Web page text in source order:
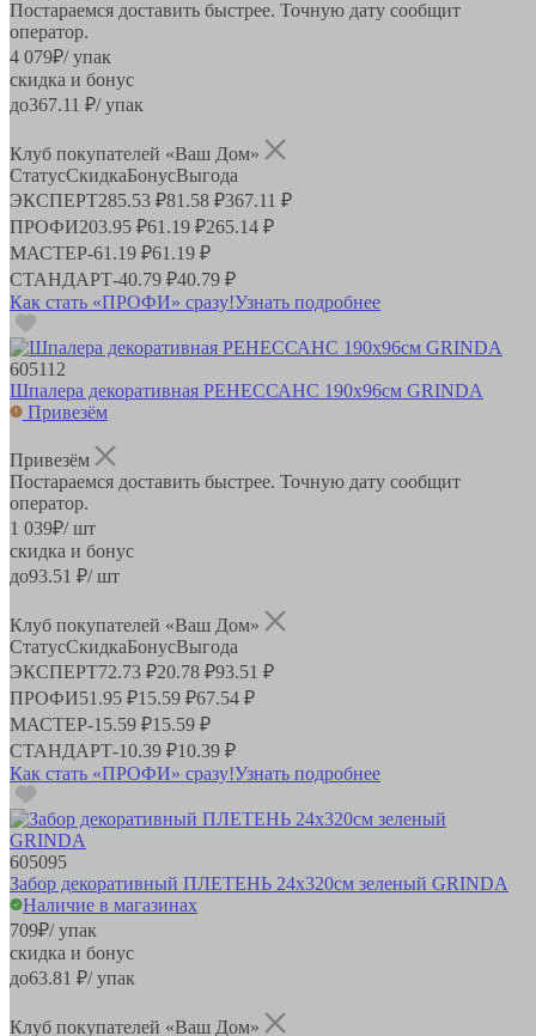
Постараемся доставить быстрее. Точную дату сообщит
оператор.
4 079₽/ упак
скидка и бонус
до367.11 ₽/ упак
Клуб покупателей «Ваш Дом»
СтатусСкидкаБонусВыгода
ЭКСПЕРТ285.53 ₽81.58 ₽367.11 ₽
ПРОФИ203.95 ₽61.19 ₽265.14 ₽
МАСТЕР-61.19 ₽61.19 ₽
СТАНДАРТ-40.79 ₽40.79 ₽
Как стать «ПРОФИ» сразу!Узнать подробнее
605112
Шпалера декоративная РЕНЕССАНС 190х96см GRINDA
Привезём
Привезём
Постараемся доставить быстрее. Точную дату сообщит
оператор.
1 039₽/ шт
скидка и бонус
до93.51 ₽/ шт
Клуб покупателей «Ваш Дом»
СтатусСкидкаБонусВыгода
ЭКСПЕРТ72.73 ₽20.78 ₽93.51 ₽
ПРОФИ51.95 ₽15.59 ₽67.54 ₽
МАСТЕР-15.59 ₽15.59 ₽
СТАНДАРТ-10.39 ₽10.39 ₽
Как стать «ПРОФИ» сразу!Узнать подробнее
605095
Забор декоративный ПЛЕТЕНЬ 24x320см зеленый GRINDA
Наличие в магазинах
709₽/ упак
скидка и бонус
до63.81 ₽/ упак
Клуб покупателей «Ваш Дом»